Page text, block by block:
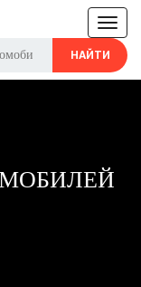
Toggle
НАЙТИ